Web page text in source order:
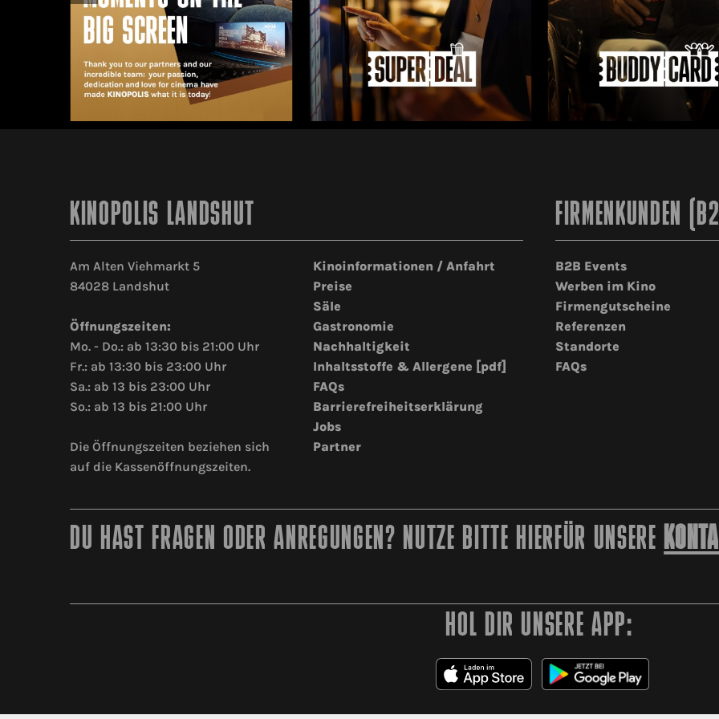
KINOPOLIS LANDSHUT
Am Alten Viehmarkt 5
84028 Landshut
Öffnungszeiten:
Mo. - Do.: ab 13:30 bis 21:00 Uhr
Fr.: ab 13:30 bis 23:00 Uhr
Sa.: ab 13 bis 23:00 Uhr
So.: ab 13 bis 21:00 Uhr
Die Öffnungszeiten beziehen sich
auf die Kassenöffnungszeiten.
Kinoinformationen / Anfahrt
Preise
Säle
Gastronomie
Nachhaltigkeit
Inhaltsstoffe & Allergene [pdf]
FAQs
Barrierefreiheitserklärung
Jobs
Partner
FIRMENKUNDEN
B2B Events
Werben im Kino
Firmengutscheine
Referenzen
Standorte
FAQs
DU HAST FRAGEN ODER ANREGUNGEN? NUTZE BITTE HIERFÜR UNSERE
HOL DIR UNSERE APP: